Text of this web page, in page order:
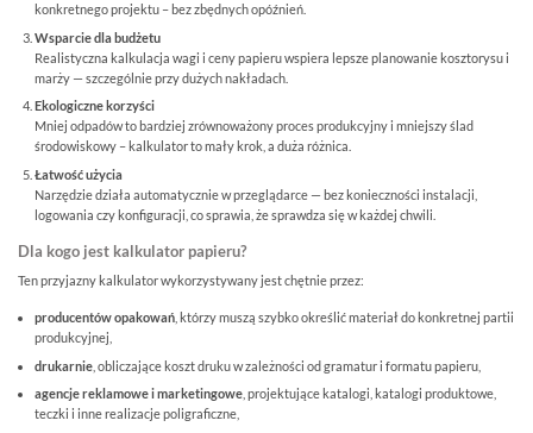
konkretnego projektu – bez zbędnych opóźnień.
Wsparcie dla budżetu
Realistyczna kalkulacja wagi i ceny papieru wspiera lepsze planowanie kosztorysu i
marży — szczególnie przy dużych nakładach.
Ekologiczne korzyści
Mniej odpadów to bardziej zrównoważony proces produkcyjny i mniejszy ślad
środowiskowy – kalkulator to mały krok, a duża różnica.
Łatwość użycia
Narzędzie działa automatycznie w przeglądarce — bez konieczności instalacji,
logowania czy konfiguracji, co sprawia, że sprawdza się w każdej chwili.
Dla kogo jest kalkulator papieru?
Ten przyjazny kalkulator wykorzystywany jest chętnie przez:
producentów opakowań , którzy muszą szybko określić materiał do konkretnej partii
produkcyjnej,
drukarnie , obliczające koszt druku w zależności od gramatur i formatu papieru,
agencje reklamowe i marketingowe , projektujące katalogi, katalogi produktowe,
teczki i inne realizacje poligraficzne,